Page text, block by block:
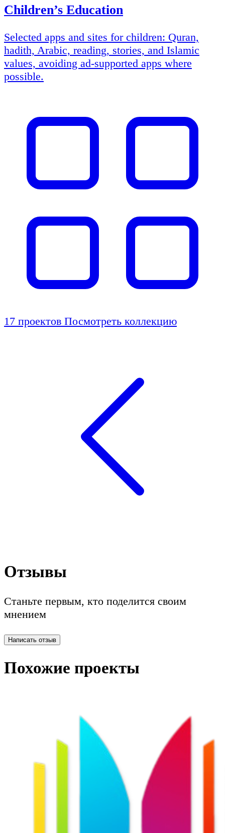
Children’s Education
Selected apps and sites for children: Quran,
hadith, Arabic, reading, stories, and Islamic
values, avoiding ad-supported apps where
possible.
17 проектов Посмотреть коллекцию
Отзывы
Станьте первым, кто поделится своим
мнением
Написать отзыв
Похожие проекты